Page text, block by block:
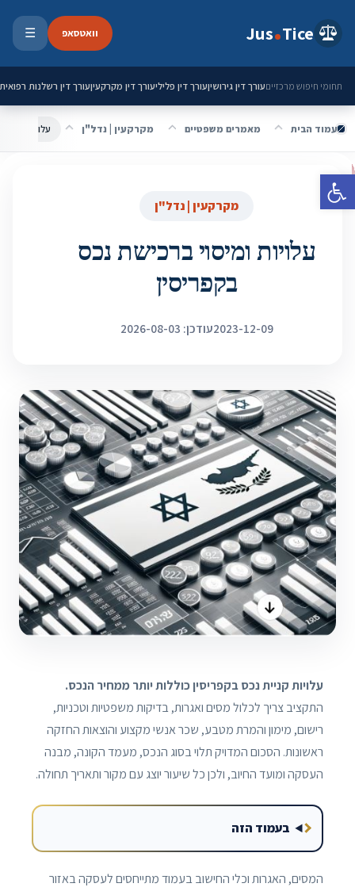
פתח סרגל נגישות
Jus Tice וואטסאפ ☰
תחומי חיפוש מרכזייםעורך דין גירושיןעורך דין פליליעורך דין מקרקעיןעורך דין רשלנות רפואית
עמוד הבית מאמרים משפטיים מקרקעין | נדל"ן עלויות
מקרקעין | נדל"ן
עלויות ומיסוי ברכישת נכס
בקפריסין
2023-12-09עודכן: 2026-08-03
עלויות קניית נכס בקפריסין כוללות יותר ממחיר הנכס.
התקציב צריך לכלול מסים ואגרות, בדיקות משפטיות וטכניות,
רישום, מימון והמרת מטבע, שכר אנשי מקצוע והוצאות החזקה
ראשונות. הסכום המדויק תלוי בסוג הנכס, מעמד הקונה, מבנה
העסקה ומועד החיוב, ולכן כל שיעור יוצג עם מקור ותאריך תחולה.
בעמוד הזה
המסים, האגרות וכלי החישוב בעמוד מתייחסים לעסקה באזור